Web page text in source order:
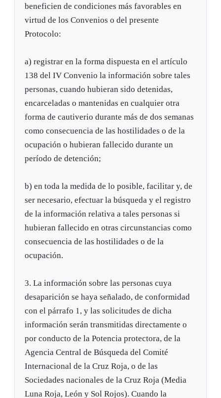
beneficien de condiciones más favorables en
virtud de los Convenios o del presente
Protocolo:
a) registrar en la forma dispuesta en el artículo
138 del IV Convenio la información sobre tales
personas, cuando hubieran sido detenidas,
encarceladas o mantenidas en cualquier otra
forma de cautiverio durante más de dos semanas
como consecuencia de las hostilidades o de la
ocupación o hubieran fallecido durante un
período de detención;
b) en toda la medida de lo posible, facilitar y, de
ser necesario, efectuar la búsqueda y el registro
de la información relativa a tales personas si
hubieran fallecido en otras circunstancias como
consecuencia de las hostilidades o de la
ocupación.
3. La información sobre las personas cuya
desaparición se haya señalado, de conformidad
con el párrafo 1, y las solicitudes de dicha
información serán transmitidas directamente o
por conducto de la Potencia protectora, de la
Agencia Central de Búsqueda del Comité
Internacional de la Cruz Roja, o de las
Sociedades nacionales de la Cruz Roja (Media
Luna Roja, León y Sol Rojos). Cuando la